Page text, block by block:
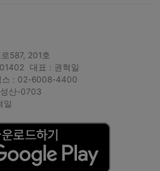
587, 201호
대표 : 권혁일
스 : 02-6008-4400
산-0703
일